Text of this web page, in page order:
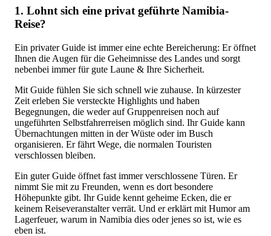
1. Lohnt sich eine privat geführte Namibia-
Reise?
Ein privater Guide ist immer eine echte Bereicherung: Er öffnet
Ihnen die Augen für die Geheimnisse des Landes und sorgt
nebenbei immer für gute Laune & Ihre Sicherheit.
Mit Guide fühlen Sie sich schnell wie zuhause. In kürzester
Zeit erleben Sie versteckte Highlights und haben
Begegnungen, die weder auf Gruppenreisen noch auf
ungeführten Selbstfahrerreisen möglich sind. Ihr Guide kann
Übernachtungen mitten in der Wüste oder im Busch
organisieren. Er fährt Wege, die normalen Touristen
verschlossen bleiben.
Ein guter Guide öffnet fast immer verschlossene Türen. Er
nimmt Sie mit zu Freunden, wenn es dort besondere
Höhepunkte gibt. Ihr Guide kennt geheime Ecken, die er
keinem Reiseveranstalter verrät. Und er erklärt mit Humor am
Lagerfeuer, warum in Namibia dies oder jenes so ist, wie es
eben ist.